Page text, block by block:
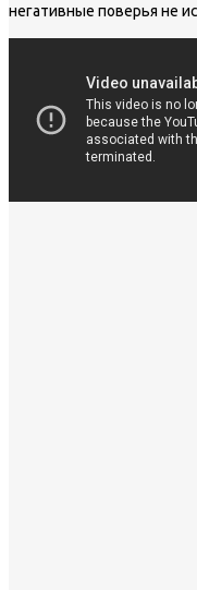
негативные поверья не